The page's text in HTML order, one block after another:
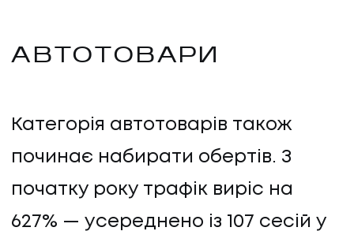
АВТОТОВАРИ
Категорія автотоварів також
починає набирати обертів. З
початку року трафік виріс на
627% — усереднено із 107 сесій у